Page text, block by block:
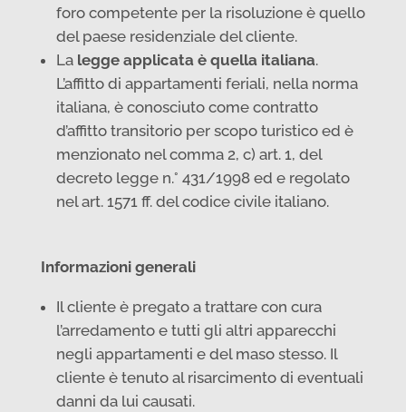
foro competente per la risoluzione è quello
del paese residenziale del cliente.
La legge applicata è quella italiana.
L’affitto di appartamenti feriali, nella norma
italiana, è conosciuto come contratto
d’affitto transitorio per scopo turistico ed è
menzionato nel comma 2, c) art. 1, del
decreto legge n.° 431/1998 ed e regolato
nel art. 1571 ff. del codice civile italiano.
Informazioni generali
Il cliente è pregato a trattare con cura
l’arredamento e tutti gli altri apparecchi
negli appartamenti e del maso stesso. Il
cliente è tenuto al risarcimento di eventuali
danni da lui causati.